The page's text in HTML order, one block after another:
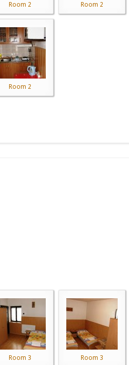
Room 2 Room 2
Room 2
Room 3 Room 3